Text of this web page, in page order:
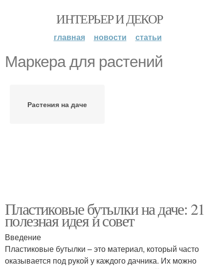
ИНТЕРЬЕР И ДЕКОР
главная новости статьи
Маркера для растений
Растения на даче
Пластиковые бутылки на даче: 21
полезная идея и совет
Введение
Пластиковые бутылки – это материал, который часто
оказывается под рукой у каждого дачника. Их можно